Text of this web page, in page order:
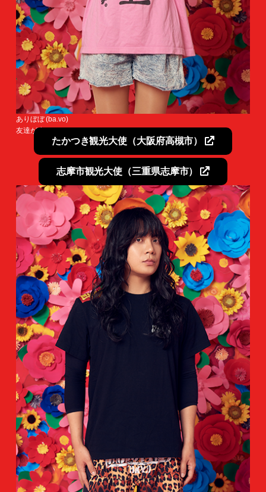
ありぼぼ (ba.vo)
友達が少ない。
たかつき観光大使（大阪府高槻市）
志摩市観光大使（三重県志摩市）